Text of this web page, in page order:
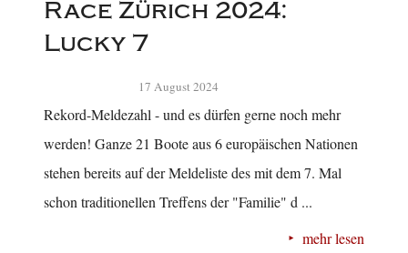
Race Zürich 2024:
Lucky 7
17 August 2024
Rekord-Meldezahl - und es dürfen gerne noch mehr
werden! Ganze 21 Boote aus 6 europäischen Nationen
stehen bereits auf der Meldeliste des mit dem 7. Mal
schon traditionellen Treffens der "Familie" d ...
mehr lesen